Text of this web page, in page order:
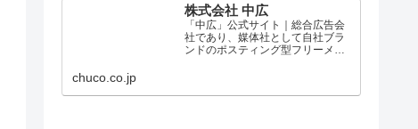
株式会社 中広
「中広」公式サイト｜総合広告会
社であり、媒体社として自社ブラ
ンドのポスティング型フリーメデ
chuco.co.jp